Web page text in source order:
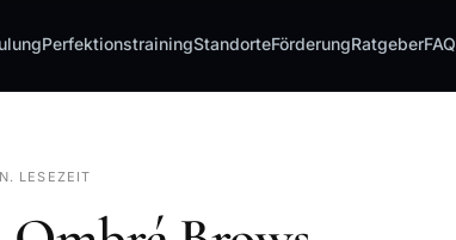
PerfektionstrainingStandorteFörderungRatgeberFAQ
LESEZEIT